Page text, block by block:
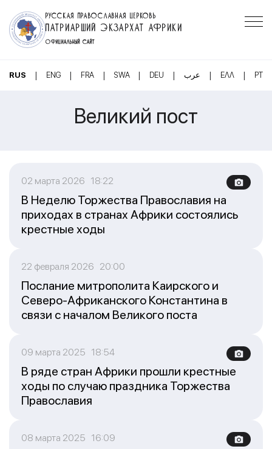
РУССКАЯ ПРАВОСЛАВНАЯ ЦЕРКОВЬ
ПАТРИАРШИЙ ЭКЗАРХАТ АФРИКИ
ОФИЦИАЛЬНЫЙ САЙТ
RUS | ENG | FRA | SWA | DEU | عرب | ΕΛΛ | PT
Великий пост
02 марта 2026 18:22
В Неделю Торжества Православия на
приходах в странах Африки состоялись
крестные ходы
22 февраля 2026 20:00
Послание митрополита Каирского и
Северо-Африканского Константина в
связи с началом Великого поста
09 марта 2025 18:54
В ряде стран Африки прошли крестные
ходы по случаю праздника Торжества
Православия
08 марта 2025 16:09